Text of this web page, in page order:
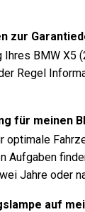
zur
Ihres BMW X5
Regel
für meinen
optimale
Aufgaben
Jahre oder
auf